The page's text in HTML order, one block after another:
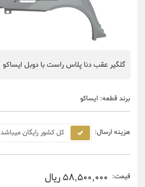
گلگیر عقب دنا پلاس راست با دوبل ایساکو
برند قطعه: ایساکو
هزینه ارسال: کل کشور رایگان میباشد
قیمت: 58,500,000 ریال